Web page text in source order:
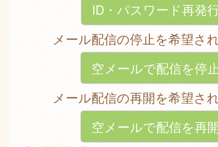
ID・パスワード再発
メール配信の停止を希望さ
空メールで配信を停
メール配信の再開を希望さ
空メールで配信を再